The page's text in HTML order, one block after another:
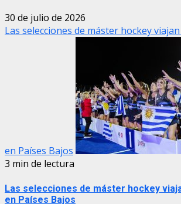
30 de julio de 2026
Las selecciones de máster hockey
en Países Bajos
3 min de lectura
Las selecciones de máster hockey
en Países Bajos